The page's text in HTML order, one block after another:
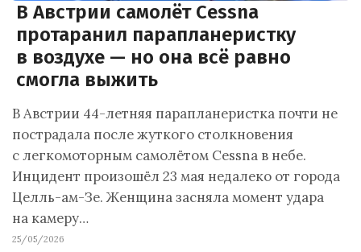
В Австрии самолёт Cessna
протаранил парапланеристку
в воздухе — но она всё равно
смогла выжить
В Австрии 44-летняя парапланеристка почти не
пострадала после жуткого столкновения
с легкомоторным самолётом Cessna в небе.
Инцидент произошёл 23 мая недалеко от города
Целль-ам-Зе. Женщина засняла момент удара
на камеру…
25/05/2026